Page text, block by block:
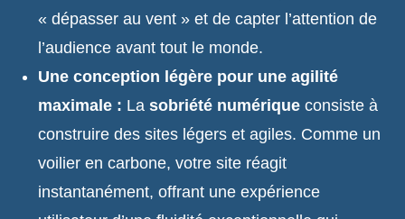
« dépasser au vent » et de capter l’attention de
l’audience avant tout le monde.
Une conception légère pour une agilité
maximale : Lasobriété numérique consiste à
construire des sites légers et agiles. Comme un
voilier en carbone, votre site réagit
instantanément, offrant une expérience